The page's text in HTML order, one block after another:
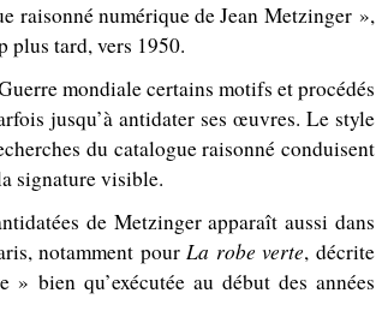
raisonné numérique de Jean Metzinger »,
plus tard, vers 1950.
mondiale certains motifs et procédés
jusqu’à antidater ses œuvres. Le style
du catalogue raisonné conduisent
signature visible.
de Metzinger apparaît aussi dans
notamment pourLa robe verte, décrite
bien qu’exécutée au début des années